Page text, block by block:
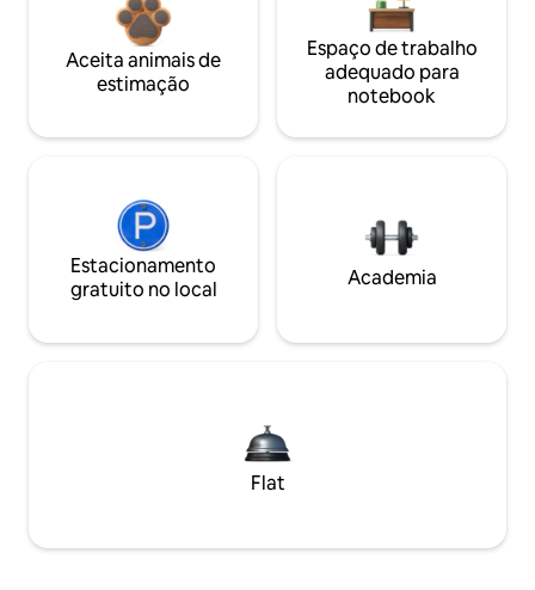
Aceita animais de
estimação
Espaço de trabalho
adequado para
notebook
Estacionamento
gratuito no local
Academia
Flat